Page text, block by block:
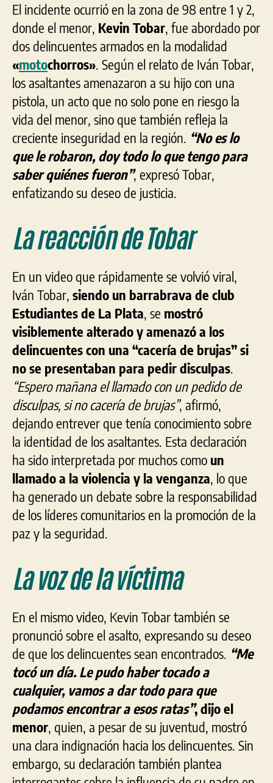
El incidente ocurrió en la zona de 98 entre 1 y 2,
donde el menor, Kevin Tobar, fue abordado por
dos delincuentes armados en la modalidad
«motochorros». Según el relato de Iván Tobar,
los asaltantes amenazaron a su hijo con una
pistola, un acto que no solo pone en riesgo la
vida del menor, sino que también refleja la
creciente inseguridad en la región. “No es lo
que le robaron, doy todo lo que tengo para
saber quiénes fueron”, expresó Tobar,
enfatizando su deseo de justicia.
La reacción de Tobar
En un video que rápidamente se volvió viral,
Iván Tobar, siendo un barrabrava de club
Estudiantes de La Plata, se mostró
visiblemente alterado y amenazó a los
delincuentes con una “cacería de brujas” si
no se presentaban para pedir disculpas.
“Espero mañana el llamado con un pedido de
disculpas, si no cacería de brujas”, afirmó,
dejando entrever que tenía conocimiento sobre
la identidad de los asaltantes. Esta declaración
ha sido interpretada por muchos como un
llamado a la violencia y la venganza, lo que
ha generado un debate sobre la responsabilidad
de los líderes comunitarios en la promoción de la
paz y la seguridad.
La voz de la víctima
En el mismo video, Kevin Tobar también se
pronunció sobre el asalto, expresando su deseo
de que los delincuentes sean encontrados. “Me
tocó un día. Le pudo haber tocado a
cualquier, vamos a dar todo para que
podamos encontrar a esos ratas”, dijo el
menor, quien, a pesar de su juventud, mostró
una clara indignación hacia los delincuentes. Sin
embargo, su declaración también plantea